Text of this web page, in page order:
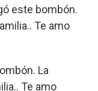
este bombón.
Te amo
La
Te amo